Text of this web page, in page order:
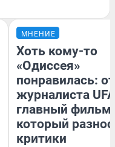
МНЕНИЕ
Хоть кому-то
«Одиссея»
понравилась:
журналиста
главный фильм
который
критики